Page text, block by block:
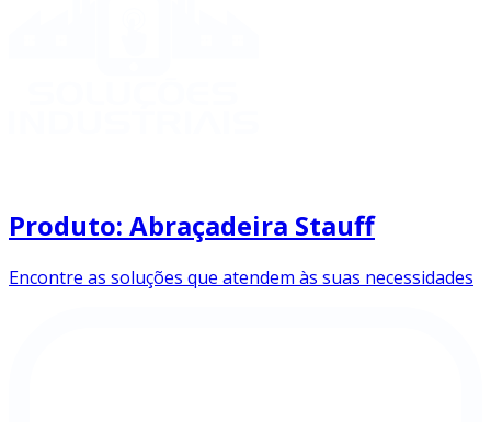
Produto: Abraçadeira Stauff
Encontre as soluções que atendem às suas necessidades